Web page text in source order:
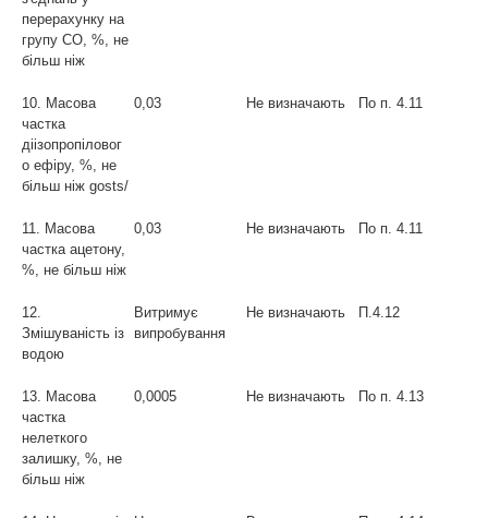
перерахунку на
групу СО, %, не
більш ніж
10. Масова
частка
діізопропіловог
о ефіру, %, не
більш ніж gosts/
0,03 Не визначають По п. 4.11
11. Масова
частка ацетону,
%, не більш ніж
0,03 Не визначають По п. 4.11
12.
Змішуваність із
водою
Витримує
випробування
Не визначають П.4.12
13. Масова
частка
нелеткого
залишку, %, не
більш ніж
0,0005 Не визначають По п. 4.13